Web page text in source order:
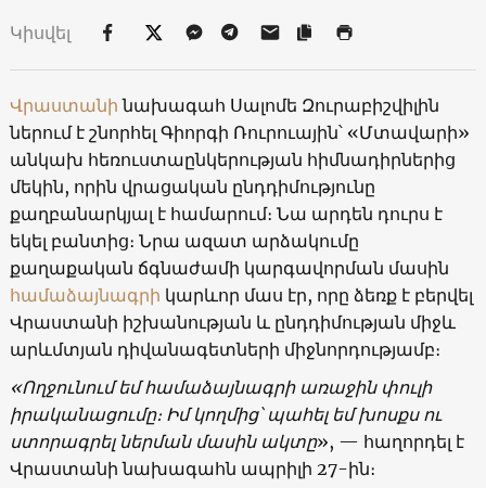
Կիսվել
Վրաստանի նախագահ Սալոմե Զուրաբիշվիլին
ներում է շնորհել Գիորգի Ռուրուային՝ «Մտավարի»
անկախ հեռուստաընկերության հիմնադիրներից
մեկին, որին վրացական ընդդիմությունը
քաղբանարկյալ է համարում։ Նա արդեն դուրս է
եկել բանտից։ Նրա ազատ արձակումը
քաղաքական ճգնաժամի կարգավորման մասին
համաձայնագրի կարևոր մաս էր, որը ձեռք է բերվել
Վրաստանի իշխանության և ընդդիմության միջև
արևմտյան դիվանագետների միջնորդությամբ։
«Ողջունում եմ համաձայնագրի առաջին փուլի
իրականացումը։ Իմ կողմից՝ պահել եմ խոսքս ու
ստորագրել ներման մասին ակտը», — հաղորդել է
Վրաստանի նախագահն ապրիլի 27-ին։